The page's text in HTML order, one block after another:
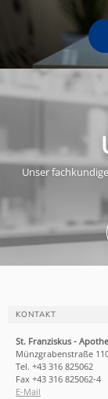
Unser
KONTAKT
St. Franziskus -
Münzgrabenstraße
Tel. +43 316 825062
Fax +43 316 825062-4
E-Mail